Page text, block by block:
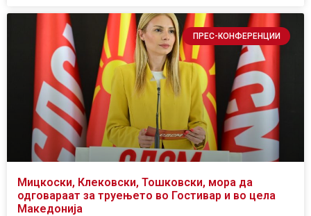
ПРЕС-КОНФЕРЕНЦИИ
Мицкоски, Клековски, Тошковски, мора да
одговараат за труењето во Гостивар и во цела
Македонија